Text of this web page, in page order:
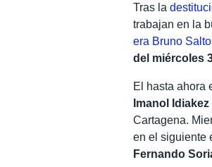
Tras la
trabajan en la
era Bruno
del miércoles
El hasta ahora
Imanol Idiakez
Cartagena.
en el siguiente
Fernando